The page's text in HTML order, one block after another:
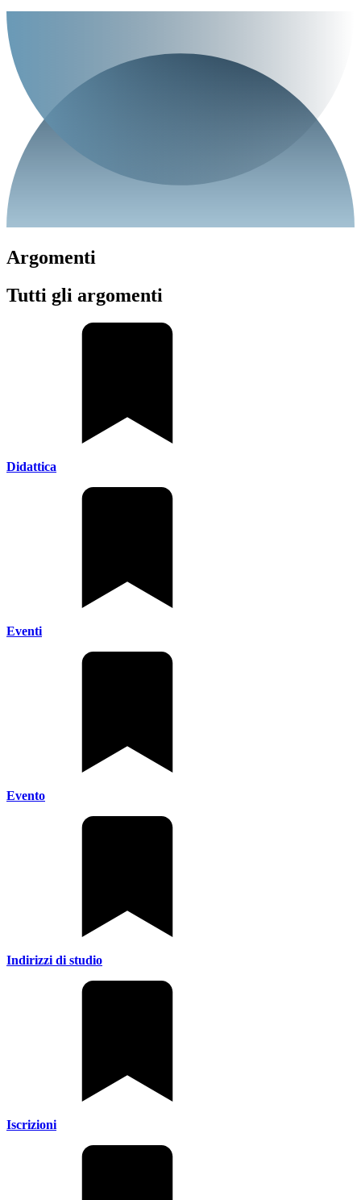
Argomenti
Tutti gli argomenti
Didattica
Eventi
Evento
Indirizzi di studio
Iscrizioni